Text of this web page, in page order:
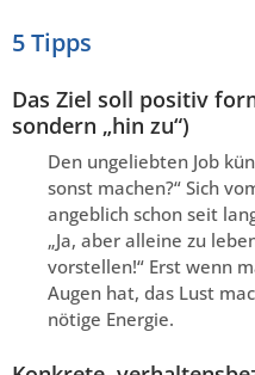
5 Tipps
Das Ziel soll positiv
sondern „hin zu“)
Den ungeliebten Job
sonst machen?“ Sich
angeblich schon seit
„Ja, aber alleine zu
vorstellen!“ Erst wenn
Augen hat, das Lust
nötige Energie.